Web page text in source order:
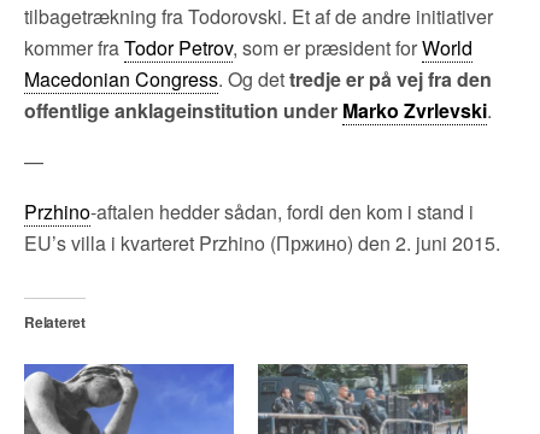
tilbagetrækning fra Todorovski. Et af de andre initiativer
kommer fraTodor Petrov, som er præsident forWorld
Macedonian Congress. Og dettredje er på vej fra den
offentlige anklageinstitution under Marko Zvrlevski.
—
Przhino-aftalen hedder sådan, fordi den kom i stand i
EU’s villa i kvarteret Przhino (Пржино) den 2. juni 2015.
Relateret